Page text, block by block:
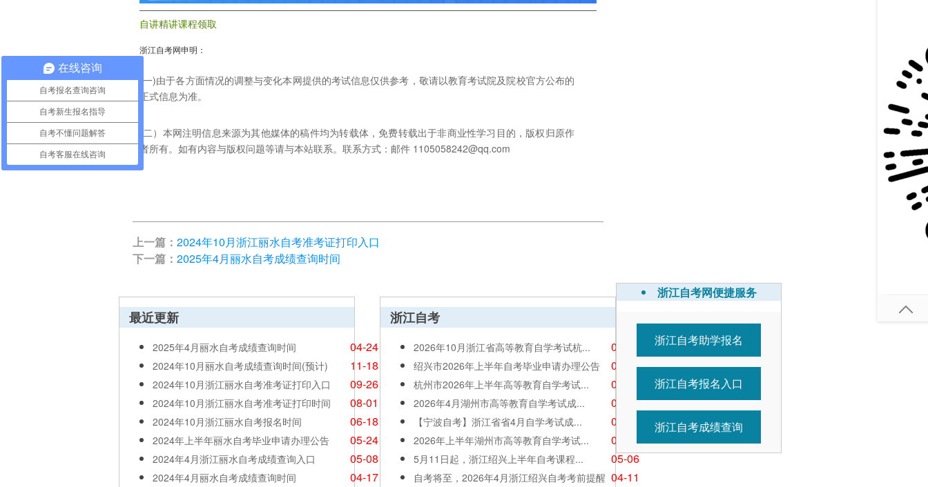
自讲精讲课程领取
浙江自考网申明：
(一)由于各方面情况的调整与变化本网提供的考试信息仅供参考，敬请以教育考试院及院校官方公布的
正式信息为准。
(二）本网注明信息来源为其他媒体的稿件均为转载体，免费转载出于非商业性学习目的，版权归原作
者所有。如有内容与版权问题等请与本站联系。联系方式：邮件 1105058242@qq.com
上一篇： 2024年10月浙江丽水自考准考证打印入口
下一篇： 2025年4月丽水自考成绩查询时间
最近更新
2025年4月丽水自考成绩查询时间 04-24
2024年10月丽水自考成绩查询时间(预计) 11-18
2024年10月浙江丽水自考准考证打印入口 09-26
2024年10月浙江丽水自考准考证打印时间 08-01
2024年10月浙江丽水自考报名时间 06-18
2024年上半年丽水自考毕业申请办理公告 05-24
2024年4月浙江丽水自考成绩查询入口 05-08
2024年4月丽水自考成绩查询时间 04-17
浙江自考
2026年10月浙江省高等教育自学考试杭... 07-01
绍兴市2026年上半年自考毕业申请办理公告 05-26
杭州市2026年上半年高等教育自学考试... 05-26
2026年4月湖州市高等教育自学考试成... 05-11
【宁波自考】浙江省省4月自学考试成... 05-11
2026年上半年湖州市高等教育自学考试... 05-07
5月11日起，浙江绍兴上半年自考课程... 05-06
自考将至，2026年4月浙江绍兴自考考前提醒 04-11
浙江自考网便捷服务
浙江自考助学报名
浙江自考报名入口
浙江自考成绩查询
在线咨询
自考报名查询咨询
自考新生报名指导
自考不懂问题解答
自考客服在线咨询